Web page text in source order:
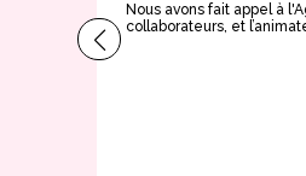
Nous avons fait appel à
collaborateurs, et